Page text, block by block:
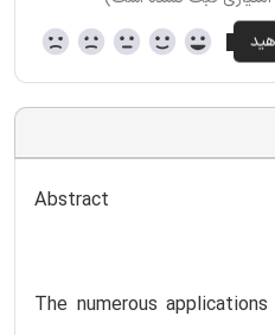
Abstract
The numerous